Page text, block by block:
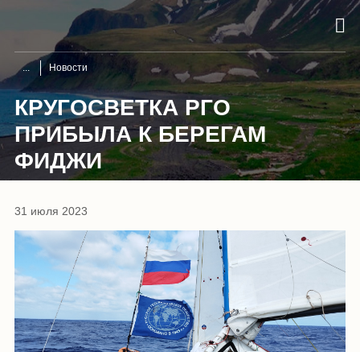
Новости
КРУГОСВЕТКА РГО
ПРИБЫЛА К БЕРЕГАМ
ФИДЖИ
31 июля 2023